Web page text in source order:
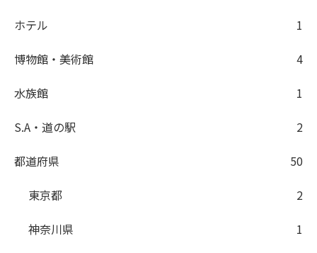
ホテル
1
博物館・美術館
4
水族館
1
S.A・道の駅
2
都道府県
50
東京都
2
神奈川県
1